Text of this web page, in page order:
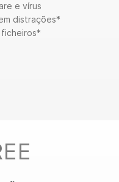
e vírus
distrações*